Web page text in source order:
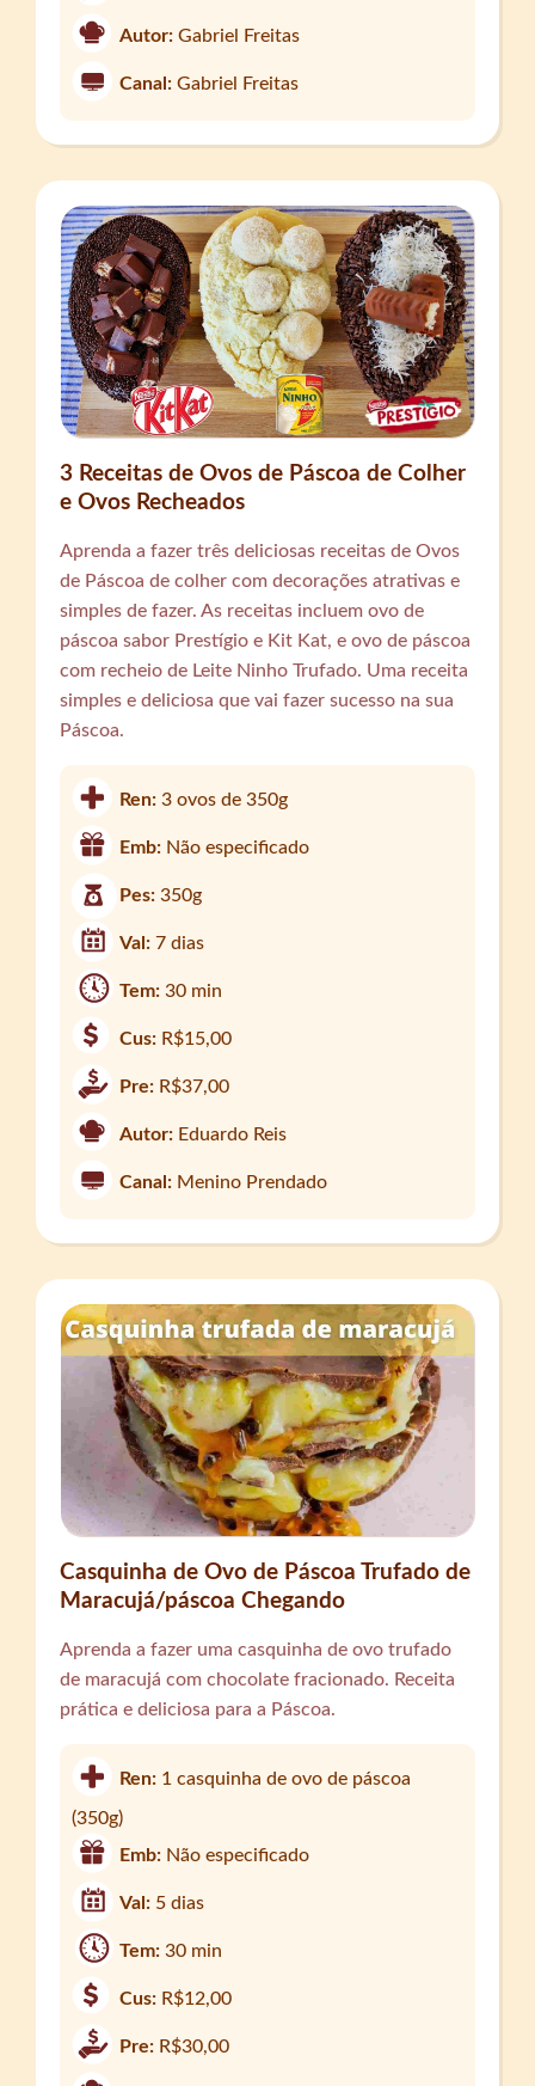
Autor: Gabriel Freitas
Canal: Gabriel Freitas
3 Receitas de Ovos de Páscoa de Colher
e Ovos Recheados
Aprenda a fazer três deliciosas receitas de Ovos
de Páscoa de colher com decorações atrativas e
simples de fazer. As receitas incluem ovo de
páscoa sabor Prestígio e Kit Kat, e ovo de páscoa
com recheio de Leite Ninho Trufado. Uma receita
simples e deliciosa que vai fazer sucesso na sua
Páscoa.
Ren:3 ovos de 350g
Emb: Não especificado
Pes:350g
Val:7 dias
Tem:30 min
Cus: R$15,00
Pre: R$37,00
Autor: Eduardo Reis
Canal: Menino Prendado
Casquinha de Ovo de Páscoa Trufado de
Maracujá/páscoa Chegando
Aprenda a fazer uma casquinha de ovo trufado
de maracujá com chocolate fracionado. Receita
prática e deliciosa para a Páscoa.
Ren: 1 casquinha de ovo de páscoa
(350g)
Emb: Não especificado
Val: 5 dias
Tem:30 min
Cus: R$12,00
Pre: R$30,00